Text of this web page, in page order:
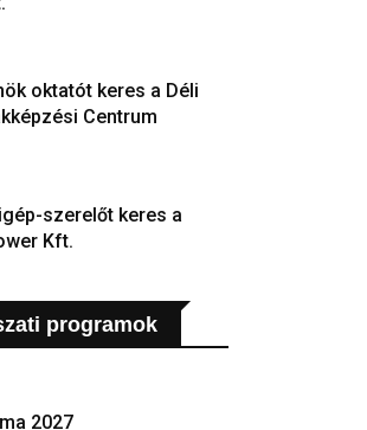
oktatót keres a Déli
Centrum
szerelőt keres a
Kft.
programok
2027